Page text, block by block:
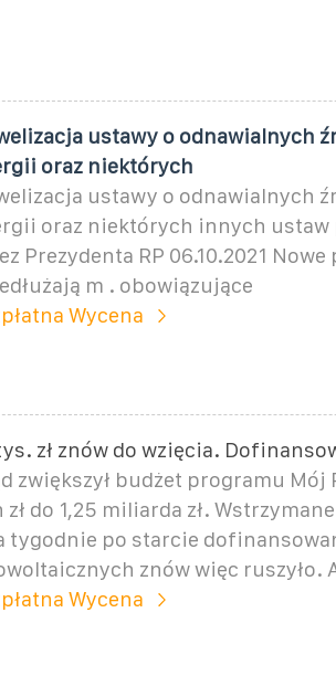
ustawy o odnawialnych
oraz niektórych
ustawy o odnawialnych
oraz niektórych innych ustaw
Prezydenta RP 06.10.2021
m . obowiązujące
Wycena
zł znów do wzięcia.
zwiększył budżet programu Mój
zł do 1,25 miliarda zł.
tygodnie po starcie
znów więc ruszyło.
Wycena